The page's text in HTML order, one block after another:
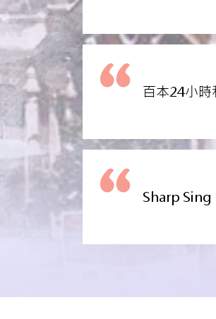
百本24小時
Sharp Sing